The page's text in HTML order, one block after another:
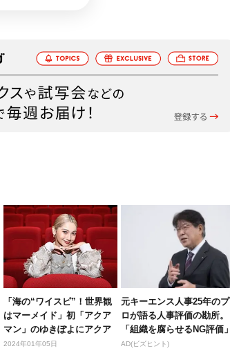
「海の“ワイスピ”！世界観
はマーメイド」初「アクア
マン」のゆきぽよにアクア
ライド...
2024年01年05日
元キーエンス人事25年のプ
ロが語る人事評価の勘所。
「組織を腐らせるNG評価」
とは...
AD(ビズヒント)